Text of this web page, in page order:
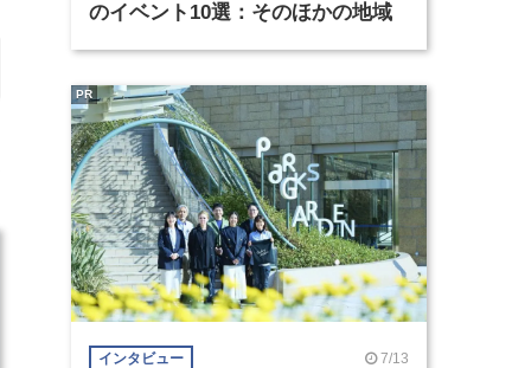
のイベント10選：そのほかの地域
インタビュー 7/13
PR